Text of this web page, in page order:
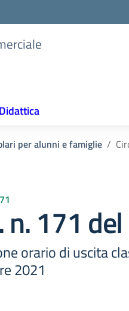
Didattica
per alunni e famiglie
n. 171
orario di uscita
2021